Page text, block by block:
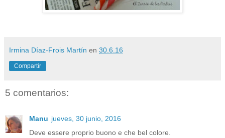
Irmina Díaz-Frois Martín en 30.6.16
Compartir
5 comentarios:
Manu jueves, 30 junio, 2016
Deve essere proprio buono e che bel colore.